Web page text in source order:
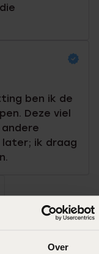
Over
ben ik de
Deze viel
later; ik draag